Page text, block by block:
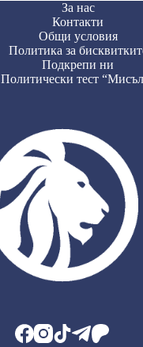
За нас
Контакти
Общи условия
Политика за
Подкрепи ни
Политически тест